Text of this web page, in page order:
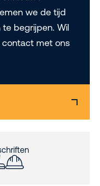
we de tijd
begrijpen. Wil
contact met ons